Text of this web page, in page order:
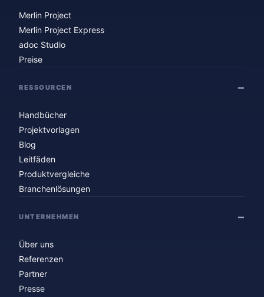
Merlin Project
Merlin Project Express
adoc Studio
Preise
RESSOURCEN
Handbücher
Projektvorlagen
Blog
Leitfäden
Produktvergleiche
Branchenlösungen
UNTERNEHMEN
Über uns
Referenzen
Partner
Presse